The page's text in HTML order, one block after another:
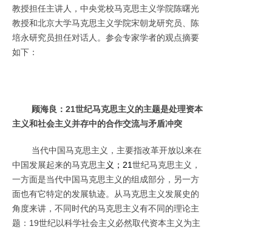
教授担任主讲人，中央党校马克思主义学院陈曙光
教授和北京大学马克思主义学院宋朝龙研究员、陈
培永研究员担任对话人。参会专家学者的观点摘要
如下：
顾海良：21世纪马克思主义的主题是处理资本
主义和社会主义并存中的合作交流与矛盾冲突
当代中国马克思主义，主要指改革开放以来在
中国发展起来的马克思主 义；21世纪马克思主义，
一方面是当代中国马克思主义的组成部分，另一方
面也有它特定的发展轨迹。从马克思主义发展史的
角度来讲，不同时代的马克思主义有不同的理论主
题：19世纪以科学社会主义必然取代资本主义为主